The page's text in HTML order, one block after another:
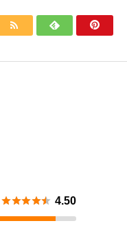
  
 4.50